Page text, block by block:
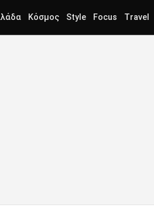
Κόσμος Style Focus Travel